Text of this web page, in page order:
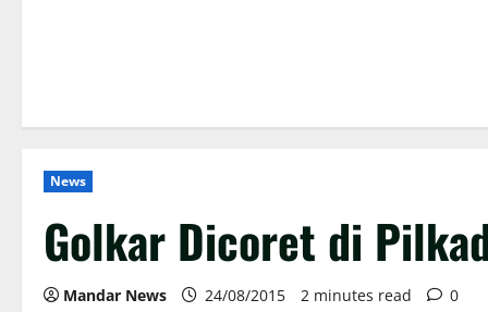
News
Golkar Dicoret di
Mandar News 24/08/2015 2 minutes read 0